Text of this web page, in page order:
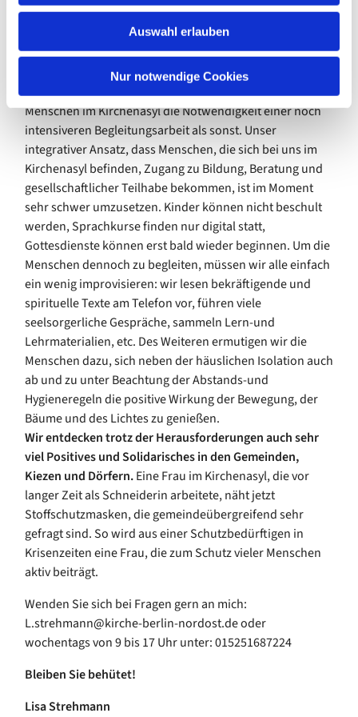
Auswahl erlauben
Nur notwendige Cookies
Hintergrund der Menschen, die wir begleiten, zu
beachten. Bei Menschen aus einigen afrikanischen
Ländern ist beispielsweise der sehr sensible Hintergrund
der Erfahrung mit dem Ebola-Virus zu berücksichtigen.
Konkret beschäftigt uns zurzeit in unserer Arbeit mit
Menschen im Kirchenasyl die Notwendigkeit einer noch
intensiveren Begleitungsarbeit als sonst. Unser
integrativer Ansatz, dass Menschen, die sich bei uns im
Kirchenasyl befinden, Zugang zu Bildung, Beratung und
gesellschaftlicher Teilhabe bekommen, ist im Moment
sehr schwer umzusetzen. Kinder können nicht beschult
werden, Sprachkurse finden nur digital statt,
Gottesdienste können erst bald wieder beginnen. Um die
Menschen dennoch zu begleiten, müssen wir alle einfach
ein wenig improvisieren: wir lesen bekräftigende und
spirituelle Texte am Telefon vor, führen viele
seelsorgerliche Gespräche, sammeln Lern-und
Lehrmaterialien, etc. Des Weiteren ermutigen wir die
Menschen dazu, sich neben der häuslichen Isolation auch
ab und zu unter Beachtung der Abstands-und
Hygieneregeln die positive Wirkung der Bewegung, der
Bäume und des Lichtes zu genießen.
Wir entdecken trotz der Herausforderungen auch sehr
viel Positives und Solidarisches in den Gemeinden,
Kiezen und Dörfern.Eine Frau im Kirchenasyl, die vor
langer Zeit als Schneiderin arbeitete, näht jetzt
Stoffschutzmasken, die gemeindeübergreifend sehr
gefragt sind. So wird aus einer Schutzbedürftigen in
Krisenzeiten eine Frau, die zum Schutz vieler Menschen
aktiv beiträgt.
Wenden Sie sich bei Fragen gern an mich:
L.strehmann@kirche-berlin-nordost.de oder
wochentags von 9 bis 17 Uhr unter: 015251687224
Bleiben Sie behütet!
Lisa Strehmann